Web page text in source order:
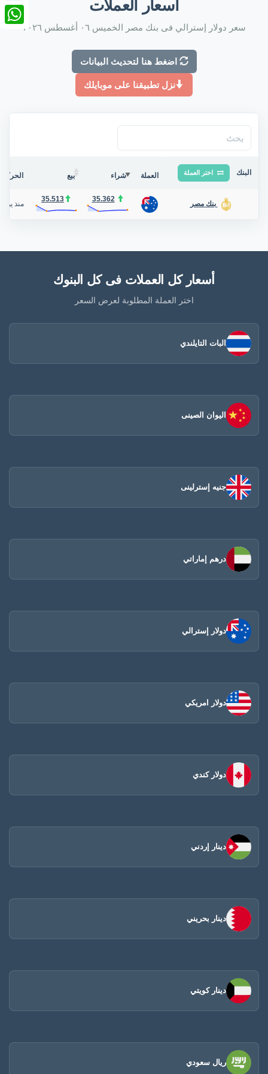
أسعار العملات
سعر دولار إسترالي فى بنك مصر الخميس ٠٦ أغسطس ٢٠٢٦
اضغط هنا لتحديث البيانات
نزل تطبيقنا على موبايلك
البنك اختر العملة العملة شراء بيع الحركة
بنك مصر
35.362
35.513
منذ يوم
أسعار كل العملات فى كل البنوك
اختر العملة المطلوبة لعرض السعر
البات التايلندي
اليوان الصينى​
جنيه إسترلينى
درهم إماراتي
دولار إسترالي
دولار امريكي
دولار كندي
دينار إردني
دينار بحريني
دينار كويتي
ريال سعودي